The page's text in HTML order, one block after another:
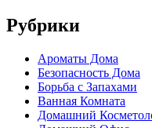
Рубрики
Ароматы Дома
Безопасность Дома
Борьба с Запахами
Ванная Комната
Домашний